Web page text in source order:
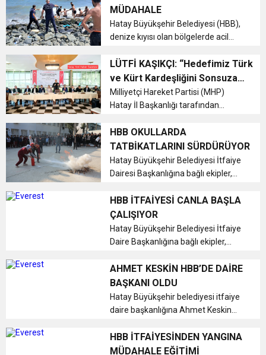
ve Onur Nişanesidir
CUMHURİYET BAYRAMI MESAJI
17:36 KURUMLAR VERGİSİ ERTELENDİ
1:00 İTSO İŞ-KUR SGK TOPLANTI
DUYURUSU
21:40 CEYLANDERE’DE BAŞKAN EMRAH
KARAÇAY’A SEVGİ SELİ
18:22 BAŞKAN SAMİ ÜSTÜN’DEN
GÖNÜLLERE DOKUNAN ZİYARET
çarptıktan sonra konteyner iş yerine
gir...
MÜDAHALE
Hatay Büyükşehir Belediyesi (HBB),
denize kıyısı olan bölgelerde acil
güvenliğini sağlamaya devam
ediyor....
LÜTFİ KAŞIKÇI: “Hedefimiz Türk
ve Kürt Kardeşliğini Sonsuza
dek Pekiştirmek”
Milliyetçi Hareket Partisi (MHP)
Hatay İl Başkanlığı tarafından
Değerlendirme Toplantısı", Belen
Belediye Başkanı İbrahim Gül’ün ev
sahipliğinde Belen Koca Yusuf
Restaurant’...
HBB OKULLARDA
TATBİKATLARINI SÜRDÜRÜYOR
Hatay Büyükşehir Belediyesi İtfaiye
Dairesi Başkanlığına bağlı ekipler,
afet durumuna karşı nasıl
davranmaları ve neler yapmaları
gerektiğine dair görevli
personellere...
HBB İTFAİYESİ CANLA BAŞLA
ÇALIŞIYOR
Hatay Büyükşehir Belediyesi İtfaiye
Daire Başkanlığına bağlı ekipler,
liderliğinde geçen 9 ayda
vatandaşların can ve mal kaybını
önlemek için yoğun mesai harcıyor.
Ekipler bu s...
AHMET KESKİN HBB’DE DAİRE
BAŞKANI OLDU
Hatay Büyükşehir belediyesi itfaiye
daire başkanlığına Ahmet Keskin
HBB İTFAİYESİNDEN YANGINA
MÜDAHALE EĞİTİMİ